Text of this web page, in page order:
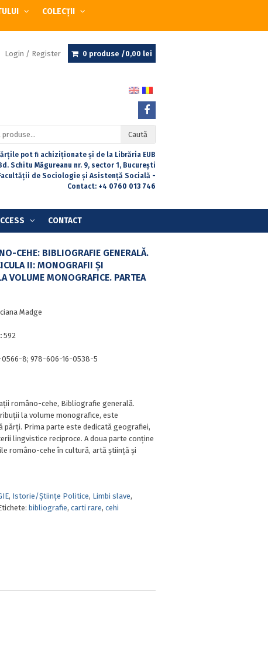
COLECȚII
Login / Register 0 produse /0,00 lei
Caută
pot fi achiziționate și de la Librăria EUB
Schitu Măgureanu nr. 9, sector 1, București
de Sociologie și Asistență Socială -
Contact: +4 0760 013 746
CONTACT
CEHE: BIBLIOGRAFIE GENERALĂ.
II: MONOGRAFII ŞI
VOLUME MONOGRAFICE. PARTEA
Madge
592
8; 978-606-16-0538-5
româno-cehe, Bibliografie generală.
la volume monografice, este
părţi. Prima parte este dedicată geografiei,
lingvistice reciproce. A doua parte conţine
româno-cehe în cultură, artă ştiinţă şi
, Istorie/Științe Politice, Limbi slave,
bibliografie, carti rare, cehi